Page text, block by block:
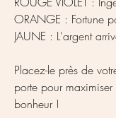
ORANGE : Fortune
JAUNE : L'argent
Placez-le près de
porte pour maximiser
bonheur !